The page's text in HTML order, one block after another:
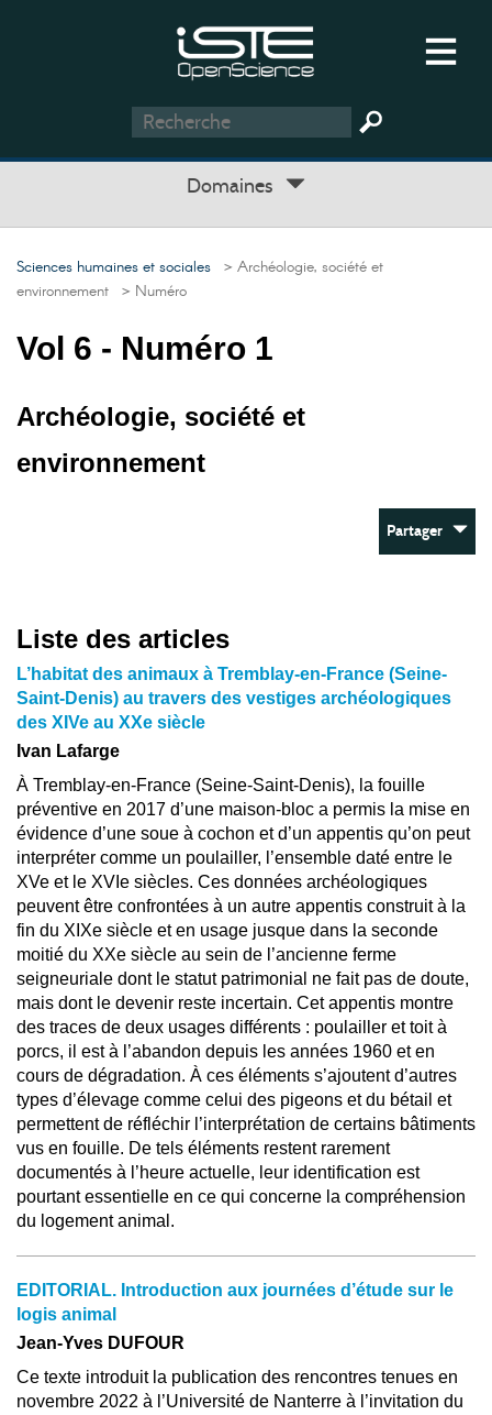
Domaines
Sciences humaines et sociales > Archéologie, société et
environnement > Numéro
Vol 6 - Numéro 1
Archéologie, société et
environnement
Partager
Liste des articles
L’habitat des animaux à Tremblay-en-France (Seine-
Saint-Denis) au travers des vestiges archéologiques
des XIVe au XXe siècle
Ivan Lafarge
À Tremblay-en-France (Seine-Saint-Denis), la fouille
préventive en 2017 d’une maison-bloc a permis la mise en
évidence d’une soue à cochon et d’un appentis qu’on peut
interpréter comme un poulailler, l’ensemble daté entre le
XVe et le XVIe siècles. Ces données archéologiques
peuvent être confrontées à un autre appentis construit à la
fin du XIXe siècle et en usage jusque dans la seconde
moitié du XXe siècle au sein de l’ancienne ferme
seigneuriale dont le statut patrimonial ne fait pas de doute,
mais dont le devenir reste incertain. Cet appentis montre
des traces de deux usages différents : poulailler et toit à
porcs, il est à l’abandon depuis les années 1960 et en
cours de dégradation. À ces éléments s’ajoutent d’autres
types d’élevage comme celui des pigeons et du bétail et
permettent de réfléchir l’interprétation de certains bâtiments
vus en fouille. De tels éléments restent rarement
documentés à l’heure actuelle, leur identification est
pourtant essentielle en ce qui concerne la compréhension
du logement animal.
EDITORIAL. Introduction aux journées d’étude sur le
logis animal
Jean-Yves DUFOUR
Ce texte introduit la publication des rencontres tenues en
novembre 2022 à l’Université de Nanterre à l’invitation du